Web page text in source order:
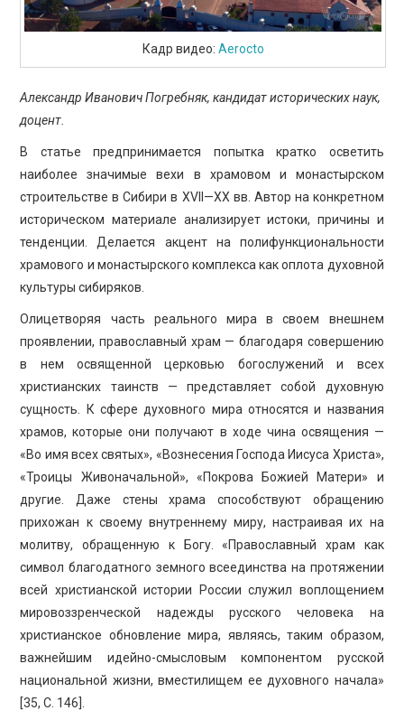
Кадр видео: Aerocto
Александр Иванович Погребняк, кандидат исторических наук,
доцент.
В статье предпринимается попытка кратко осветить
наиболее значимые вехи в храмовом и монастырском
строительстве в Сибири в XVII—XX вв. Автор на конкретном
историческом материале анализирует истоки, причины и
тенденции. Делается акцент на полифункциональности
храмового и монастырского комплекса как оплота духовной
культуры сибиряков.
Олицетворяя часть реального мира в своем внешнем
проявлении, православный храм — благодаря совершению
в нем освященной церковью богослужений и всех
христианских таинств — представляет собой духовную
сущность. К сфере духовного мира относятся и названия
храмов, которые они получают в ходе чина освящения —
«Во имя всех святых», «Вознесения Господа Иисуса Христа»,
«Троицы Живоначальной», «Покрова Божией Матери» и
другие. Даже стены храма способствуют обращению
прихожан к своему внутреннему миру, настраивая их на
молитву, обращенную к Богу. «Православный храм как
символ благодатного земного всеединства на протяжении
всей христианской истории России служил воплощением
мировоззренческой надежды русского человека на
христианское обновление мира, являясь, таким образом,
важнейшим идейно-смысловым компонентом русской
национальной жизни, вместилищем ее духовного начала»
[35, С. 146].